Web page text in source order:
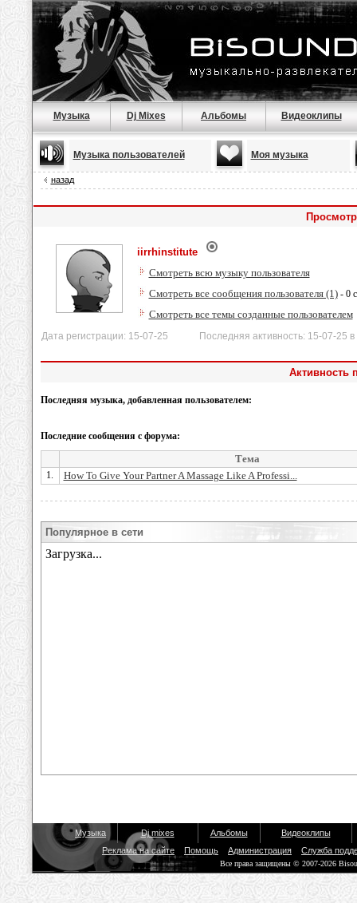
Музыка Dj Mixes Альбомы Видеоклипы
Музыка пользователей Моя музыка
назад
iirrhinstitute
Смотреть всю музыку пользователя
Смотреть все сообщения пользователя (1)- 0
Смотреть все темы созданные пользователем
Дата регистрации: 15-07-25 Последняя активность: 15-07-25 в
Активность
Последняя музыка, добавленная пользователем:
Последние сообщения с форума:
Тема
1. How To Give Your Partner A Massage Like A Professi...
Популярное в сети
Музыка Dj mixes Альбомы
Видеоклипы
Реклама на сайте
Помощь Администрация Служба
Все права защищены © 2007-2026